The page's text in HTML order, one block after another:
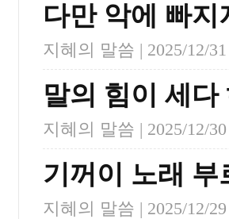
다만 악에 빠지
지혜의 말씀 | 2025/12/31
말의 힘이 세다
지혜의 말씀 | 2025/12/30
기꺼이 노래 부
지혜의 말씀 | 2025/12/29